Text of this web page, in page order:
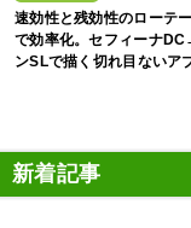
速効性と残効性のローテ
で効率化。セフィーナ
ンSLで描く切れ目ないア
新着記事